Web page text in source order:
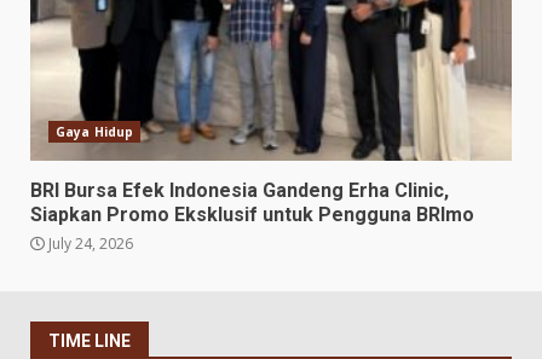
Gaya Hidup
BRI Bursa Efek Indonesia Gandeng Erha Clinic,
Siapkan Promo Eksklusif untuk Pengguna BRImo
July 24, 2026
TIME LINE